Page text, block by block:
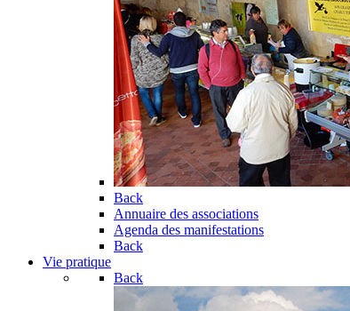
Back
Annuaire des associations
Agenda des manifestations
Back
Vie pratique
Back